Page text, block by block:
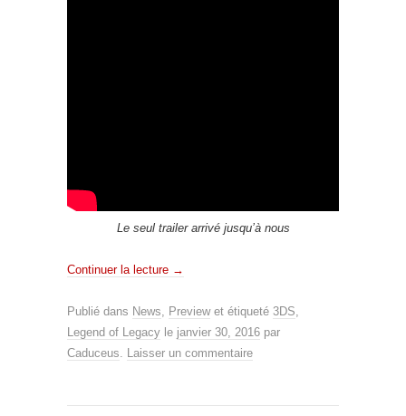
Le seul trailer arrivé jusqu’à nous
Continuer la lecture →
Publié dans News, Previewet étiqueté 3DS,
Legend of Legacy le janvier 30, 2016 par
Caduceus. Laisser un commentaire